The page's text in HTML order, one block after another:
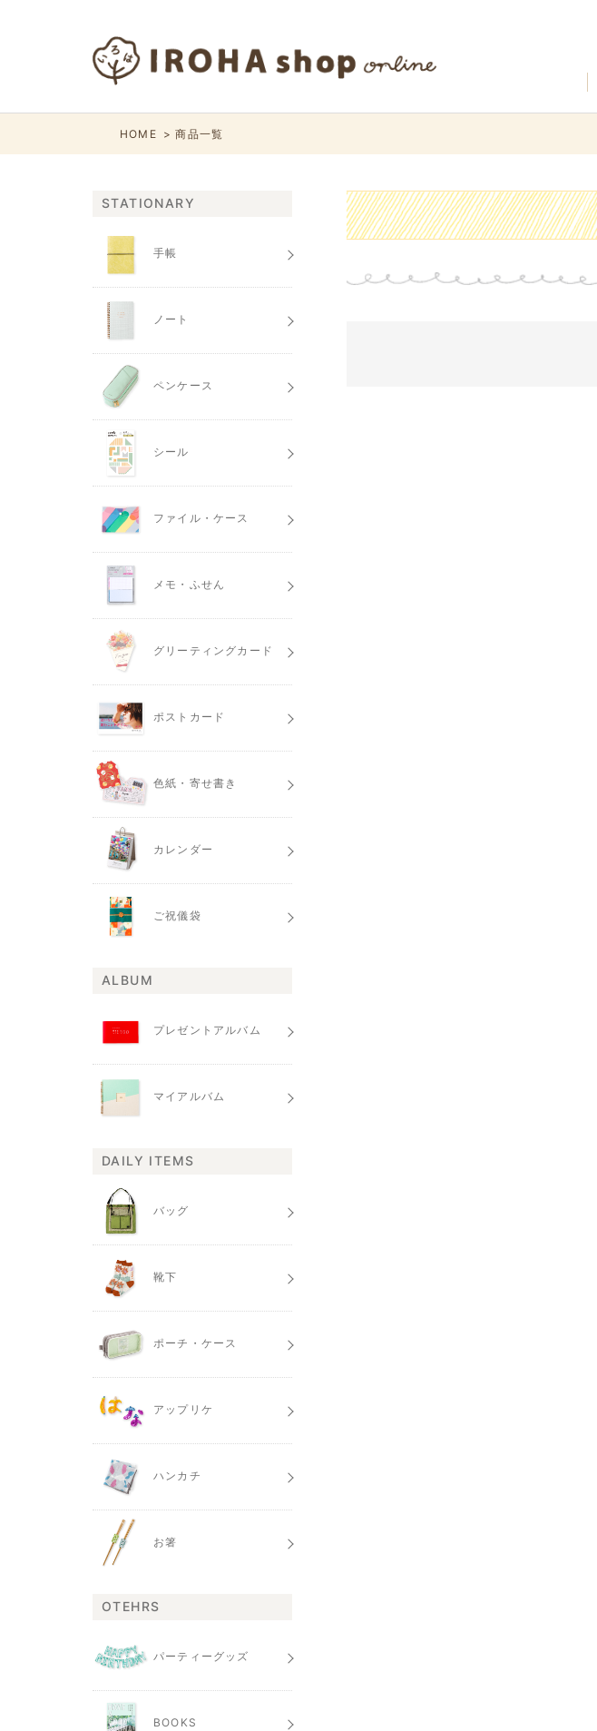
HOME 商品一覧
STATIONARY
手帳
ノート
ペンケース
シール
ファイル・ケース
メモ・ふせん
グリーティングカード
ポストカード
色紙・寄せ書き
カレンダー
ご祝儀袋
ALBUM
プレゼントアルバム
マイアルバム
DAILY ITEMS
バッグ
靴下
ポーチ・ケース
アップリケ
ハンカチ
お箸
OTEHRS
パーティーグッズ
BOOKS